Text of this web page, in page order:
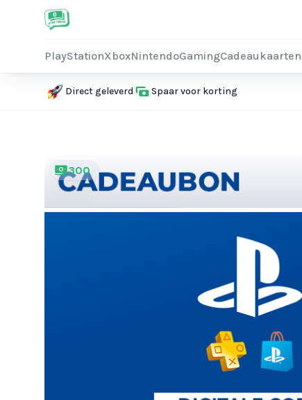
PlayStationXboxNintendoGamingCadeaukaarten
Direct geleverd Spaar voor korting
300